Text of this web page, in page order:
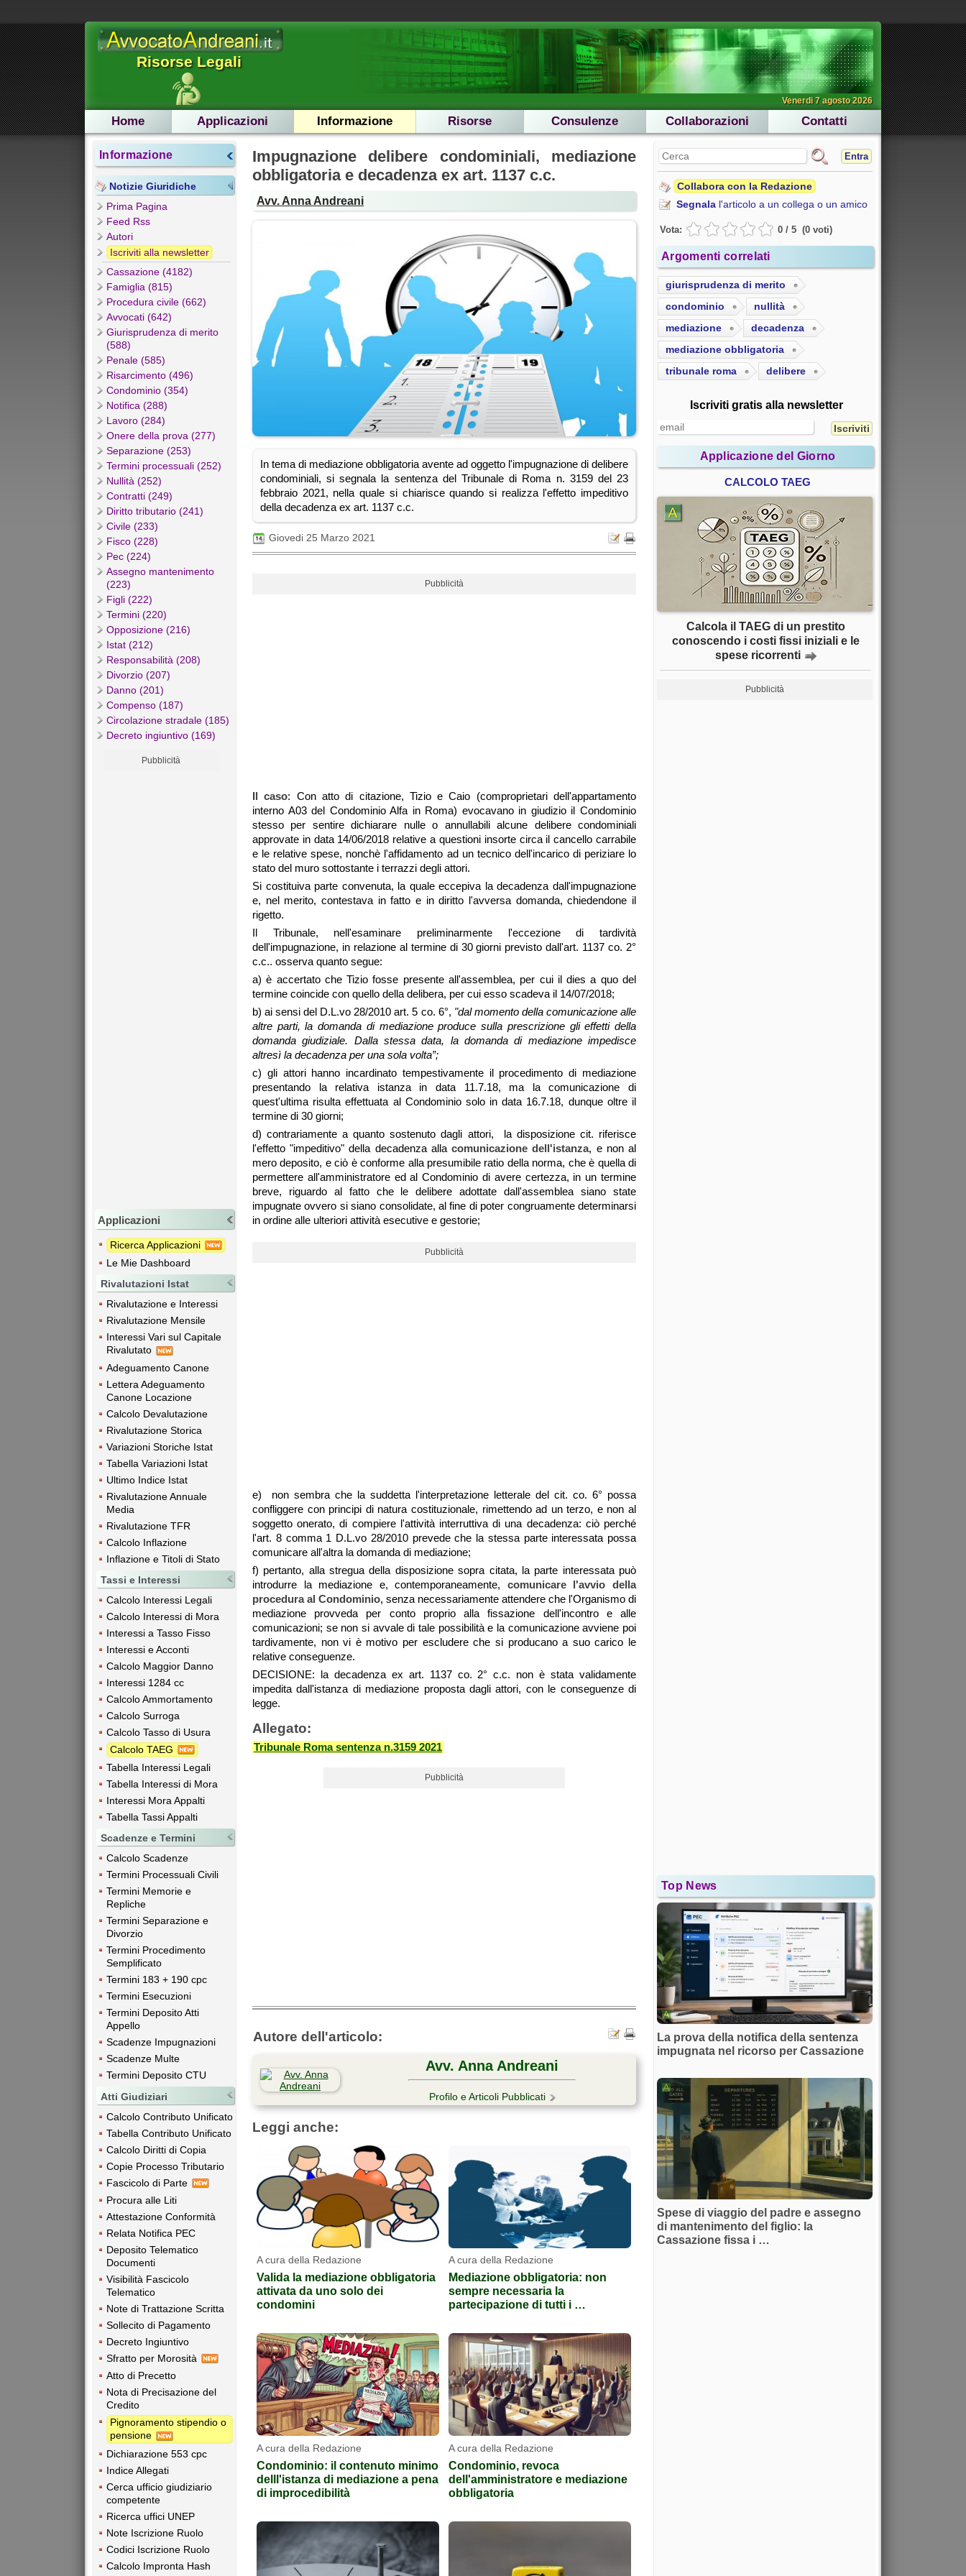
Risorse Legali
Venerdi 7 agosto 2026
Home Applicazioni Informazione Risorse Consulenze Collaborazioni Contatti
Informazione
Notizie Giuridiche
Prima Pagina
Feed Rss
Autori
Iscriviti alla newsletter
Cassazione (4182)
Famiglia (815)
Procedura civile (662)
Avvocati (642)
Giurisprudenza di merito
(588)
Penale (585)
Risarcimento (496)
Condominio (354)
Notifica (288)
Lavoro (284)
Onere della prova (277)
Separazione (253)
Termini processuali (252)
Nullità (252)
Contratti (249)
Diritto tributario (241)
Civile (233)
Fisco (228)
Pec (224)
Assegno mantenimento
(223)
Figli (222)
Termini (220)
Opposizione (216)
Istat (212)
Responsabilità (208)
Divorzio (207)
Danno (201)
Compenso (187)
Circolazione stradale (185)
Decreto ingiuntivo (169)
Pubblicità
Applicazioni
Ricerca Applicazioni
Le Mie Dashboard
Rivalutazioni Istat
Rivalutazione e Interessi
Rivalutazione Mensile
Interessi Vari sul Capitale
Rivalutato
Adeguamento Canone
Lettera Adeguamento
Canone Locazione
Calcolo Devalutazione
Rivalutazione Storica
Variazioni Storiche Istat
Tabella Variazioni Istat
Ultimo Indice Istat
Rivalutazione Annuale
Media
Rivalutazione TFR
Calcolo Inflazione
Inflazione e Titoli di Stato
Tassi e Interessi
Calcolo Interessi Legali
Calcolo Interessi di Mora
Interessi a Tasso Fisso
Interessi e Acconti
Calcolo Maggior Danno
Interessi 1284 cc
Calcolo Ammortamento
Calcolo Surroga
Calcolo Tasso di Usura
Calcolo TAEG
Tabella Interessi Legali
Tabella Interessi di Mora
Interessi Mora Appalti
Tabella Tassi Appalti
Scadenze e Termini
Calcolo Scadenze
Termini Processuali Civili
Termini Memorie e
Repliche
Termini Separazione e
Divorzio
Termini Procedimento
Semplificato
Termini 183 + 190 cpc
Termini Esecuzioni
Termini Deposito Atti
Appello
Scadenze Impugnazioni
Scadenze Multe
Termini Deposito CTU
Atti Giudiziari
Calcolo Contributo Unificato
Tabella Contributo Unificato
Calcolo Diritti di Copia
Copie Processo Tributario
Fascicolo di Parte
Procura alle Liti
Attestazione Conformità
Relata Notifica PEC
Deposito Telematico
Documenti
Visibilità Fascicolo
Telematico
Note di Trattazione Scritta
Sollecito di Pagamento
Decreto Ingiuntivo
Sfratto per Morosità
Atto di Precetto
Nota di Precisazione del
Credito
Pignoramento stipendio o
pensione
Dichiarazione 553 cpc
Indice Allegati
Cerca ufficio giudiziario
competente
Ricerca uffici UNEP
Note Iscrizione Ruolo
Codici Iscrizione Ruolo
Calcolo Impronta Hash
Impugnazione delibere condominiali, mediazione
obbligatoria e decadenza ex art. 1137 c.c.
Avv. Anna Andreani
In tema di mediazione obbligatoria avente ad oggetto l'impugnazione di delibere
condominiali, si segnala la sentenza del Tribunale di Roma n. 3159 del 23
febbraio 2021, nella quale si chiarisce quando si realizza l'effetto impeditivo
della decadenza ex art. 1137 c.c.
Giovedi 25 Marzo 2021
Pubblicità
Il caso: Con atto di citazione, Tizio e Caio (comproprietari dell'appartamento
interno A03 del Condominio Alfa in Roma) evocavano in giudizio il Condominio
stesso per sentire dichiarare nulle o annullabili alcune delibere condominiali
approvate in data 14/06/2018 relative a questioni insorte circa il cancello carrabile
e le relative spese, nonchè l'affidamento ad un tecnico dell'incarico di periziare lo
stato del muro sottostante i terrazzi degli attori.
Si costituiva parte convenuta, la quale eccepiva la decadenza dall'impugnazione
e, nel merito, contestava in fatto e in diritto l'avversa domanda, chiedendone il
rigetto.
Il Tribunale, nell'esaminare preliminarmente l'eccezione di tardività
dell'impugnazione, in relazione al termine di 30 giorni previsto dall'art. 1137 co. 2°
c.c.. osserva quanto segue:
a) è accertato che Tizio fosse presente all'assemblea, per cui il dies a quo del
termine coincide con quello della delibera, per cui esso scadeva il 14/07/2018;
b) ai sensi del D.L.vo 28/2010 art. 5 co. 6°, "dal momento della comunicazione alle
altre parti, la domanda di mediazione produce sulla prescrizione gli effetti della
domanda giudiziale. Dalla stessa data, la domanda di mediazione impedisce
altresì la decadenza per una sola volta”;
c) gli attori hanno incardinato tempestivamente il procedimento di mediazione
presentando la relativa istanza in data 11.7.18, ma la comunicazione di
quest'ultima risulta effettuata al Condominio solo in data 16.7.18, dunque oltre il
termine di 30 giorni;
d) contrariamente a quanto sostenuto dagli attori, la disposizione cit. riferisce
l'effetto "impeditivo" della decadenza allacomunicazione dell'istanza, e non al
mero deposito, e ciò è conforme alla presumibile ratio della norma, che è quella di
permettere all'amministratore ed al Condominio di avere certezza, in un termine
breve, riguardo al fatto che le delibere adottate dall'assemblea siano state
impugnate ovvero si siano consolidate, al fine di poter congruamente determinarsi
in ordine alle ulteriori attività esecutive e gestorie;
Pubblicità
e) non sembra che la suddetta l'interpretazione letterale del cit. co. 6° possa
confliggere con principi di natura costituzionale, rimettendo ad un terzo, e non al
soggetto onerato, di compiere l'attività interruttiva di una decadenza: ciò perché
l'art. 8 comma 1 D.L.vo 28/2010 prevede che la stessa parte interessata possa
comunicare all'altra la domanda di mediazione;
f) pertanto, alla stregua della disposizione sopra citata, la parte interessata può
introdurre la mediazione e, contemporaneamente, comunicare l'avvio della
procedura al Condominio, senza necessariamente attendere che l'Organismo di
mediazione provveda per conto proprio alla fissazione dell'incontro e alle
comunicazioni; se non si avvale di tale possibilità e la comunicazione avviene poi
tardivamente, non vi è motivo per escludere che si producano a suo carico le
relative conseguenze.
DECISIONE: la decadenza ex art. 1137 co. 2° c.c. non è stata validamente
impedita dall'istanza di mediazione proposta dagli attori, con le conseguenze di
legge.
Allegato:
Tribunale Roma sentenza n.3159 2021
Pubblicità
Autore dell'articolo:
Avv. Anna Andreani
Profilo e Articoli Pubblicati
Leggi anche:
A cura della Redazione
Valida la mediazione obbligatoria
attivata da uno solo dei
condomini
A cura della Redazione
Mediazione obbligatoria: non
sempre necessaria la
partecipazione di tutti i …
A cura della Redazione
Condominio: il contenuto minimo
delll'istanza di mediazione a pena
di improcedibilità
A cura della Redazione
Condominio, revoca
dell'amministratore e mediazione
obbligatoria
Entra
Collabora con la Redazione
Segnala l'articolo a un collega o un amico
Vota: 0 / 5 (0 voti)
Argomenti correlati
giurisprudenza di merito
condominio
nullità
mediazione
decadenza
mediazione obbligatoria
tribunale roma
delibere
Iscriviti gratis alla newsletter
Applicazione del Giorno
CALCOLO TAEG
Calcola il TAEG di un prestito
conoscendo i costi fissi iniziali e le
spese ricorrenti
Pubblicità
Top News
La prova della notifica della sentenza
impugnata nel ricorso per Cassazione
Spese di viaggio del padre e assegno
di mantenimento del figlio: la
Cassazione fissa i …